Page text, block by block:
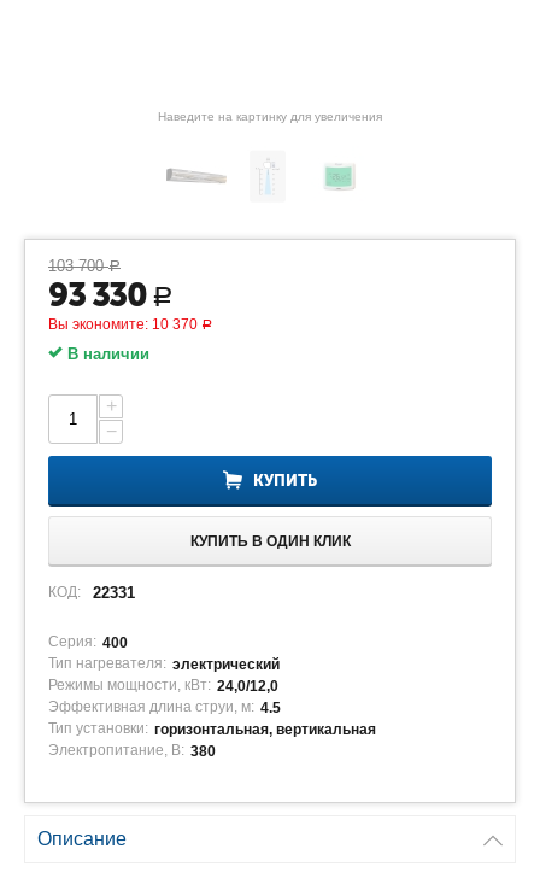
Наведите на картинку для увеличения
103 700 Р
93 330 Р
Вы экономите: 10 370 Р
В наличии
+
−
КУПИТЬ
КУПИТЬ В ОДИН КЛИК
КОД: 22331
Серия: 400
Тип нагревателя: электрический
Режимы мощности, кВт: 24,0/12,0
Эффективная длина струи, м: 4.5
Тип установки: горизонтальная, вертикальная
Электропитание, В: 380
Описание